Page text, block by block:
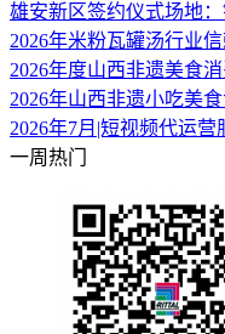
雄安新区签约仪式场地
2026年米粉瓦罐汤行业
2026年度山西非遗美食
2026年山西非遗小吃美
2026年7月|短视频代运营
一周热门